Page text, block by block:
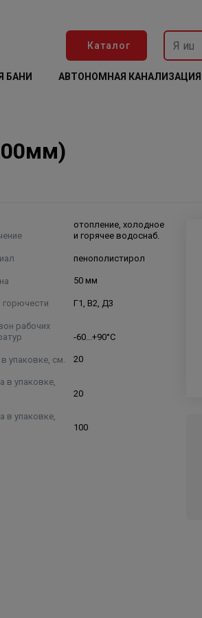
Каталог
БАНИ АВТОНОМНАЯ КАНАЛИЗАЦИЯ
отопление, холодное
и горячее водоснаб.
пенополистирол
50 мм
горючести Г1, В2, Д3
рабочих
-60...+90°С
упаковке, см. 20
в упаковке,
20
в упаковке,
100